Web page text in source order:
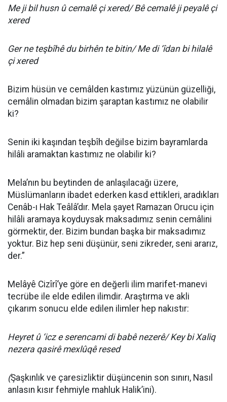
Me ji bil husn û cemalê çi xered/ Bê cemalê ji peyalê çi
xered
Ger ne teşbîhê du birhên te bitin/ Me di ‘îdan bi hilalê
çi xered
Bizim hüsün ve cemâlden kastımız yüzünün güzelliği,
cemâlin olmadan bizim şaraptan kastımız ne olabilir
ki?
Senin iki kaşından teşbîh değilse bizim bayramlarda
hilâli aramaktan kastımız ne olabilir ki?
Mela’nın bu beytinden de anlaşılacağı üzere,
Müslümanların ibadet ederken kasd ettikleri, aradıkları
Cenâb-ı Hak Teâlâ’dır. Mela şayet Ramazan Orucu için
hilâli aramaya koyduysak maksadımız senin cemâlini
görmektir, der. Bizim bundan başka bir maksadımız
yoktur. Biz hep seni düşünür, seni zikreder, seni ararız,
der.”
Melâyê Cizîrî’ye göre en değerli ilim marifet-manevi
tecrübe ile elde edilen ilimdir. Araştırma ve akli
çıkarım sonucu elde edilen ilimler hep nakıstır:
Heyret û ‘icz e serencami di babê nezerê/ Key bi Xaliq
nezera qasirê mexlûqê resed
(Şaşkınlık ve çaresizliktir düşüncenin son sınırı, Nasıl
anlasın kısır fehmiyle mahluk Halik’ini).